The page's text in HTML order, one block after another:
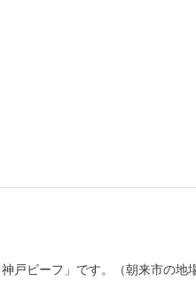
戸ビーフ」です。（朝来市の地